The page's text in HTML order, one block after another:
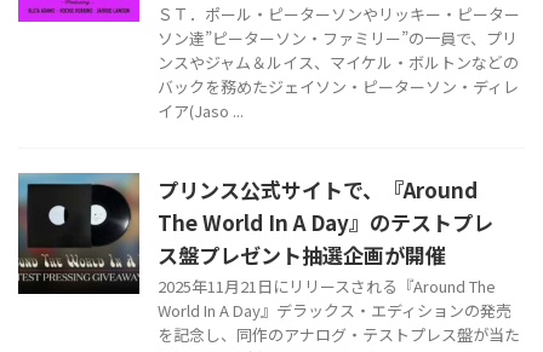
ＳＴ．ポール・ピーターソンやリッキー・ピーター
ソン達”ピーターソン・ファミリー”の一員で、プリ
ンスやジャム＆ルイス、マイケル・ボルトンなどの
バックを務めたジェイソン・ピーターソン・ディレ
イア(Jaso ...
プリンス公式サイトで、『Around
The World In A Day』のテストプレ
ス盤プレゼント抽選企画が開催
2025年11月21日にリリースされる『Around The
World In A Day』デラックス・エディションの発売
を記念し、同作のアナログ・テストプレス盤が当た